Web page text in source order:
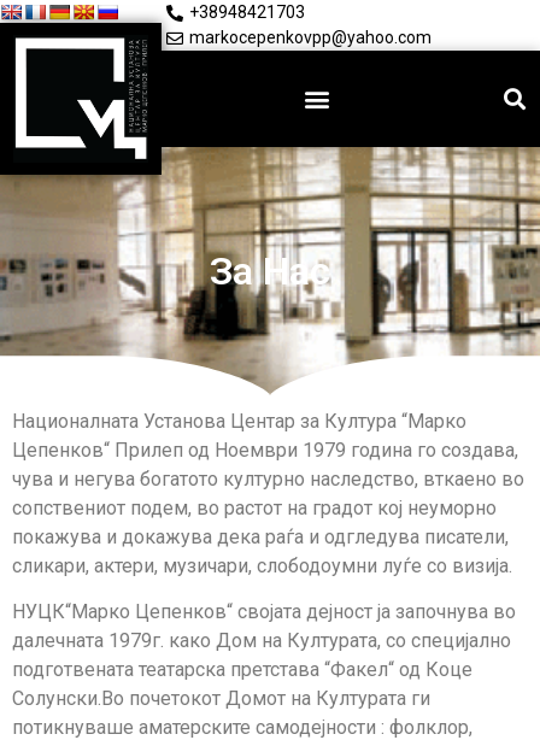
+38948421703
markocepenkovpp@yahoo.com
За Нас
Националната Установа Центар за Култура “Марко
Цепенков“ Прилеп од Ноември 1979 година го создава,
чува и негува богатото културно наследство, вткаено во
сопствениот подем, во растот на градот кој неуморно
покажува и докажува дека раѓа и одгледува писатели,
сликари, актери, музичари, слободоумни луѓе со визија.
НУЦК“Марко Цепенков“ својата дејност ја започнува во
далечната 1979г. како Дом на Културата, со специјално
подготвената театарска претстава “Факел“ од Коце
Солунски.Во почетокот Домот на Културата ги
потикнуваше аматерските самодејности : фолклор,